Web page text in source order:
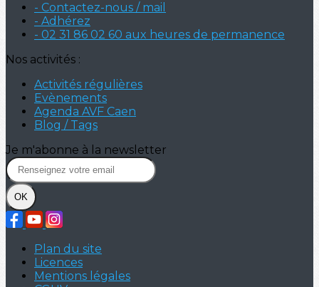
- Contactez-nous / mail
- Adhérez
- 02 31 86 02 60 aux heures de permanence
Nos activités :
Activités régulières
Evènements
Agenda AVF Caen
Blog / Tags
Je m'abonne à la newsletter
OK
Plan du site
Licences
Mentions légales